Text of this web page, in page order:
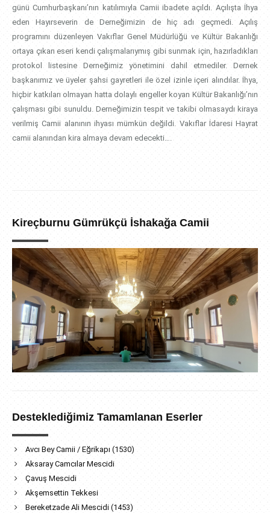
günü Cumhurbaşkanı’nın katılımıyla Camii ibadete açıldı. Açılışta İhya
eden Hayırseverin de Derneğimizin de hiç adı geçmedi. Açılış
programını düzenleyen Vakıflar Genel Müdürlüğü ve Kültür Bakanlığı
ortaya çıkan eseri kendi çalışmalarıymış gibi sunmak için, hazırladıkları
protokol listesine Derneğimiz yönetimini dahil etmediler. Dernek
başkanımız ve üyeler şahsi gayretleri ile özel izinle içeri alındılar. İhya,
hiçbir katkıları olmayan hatta dolaylı engeller koyan Kültür Bakanlığı’nın
çalışması gibi sunuldu. Derneğimizin tespit ve takibi olmasaydı kiraya
verilmiş Camii alanının ihyası mümkün değildi. Vakıflar İdaresi Hayrat
camii alanından kira almaya devam edecekti….
Kireçburnu Gümrükçü İshakağa Camii
Desteklediğimiz Tamamlanan Eserler
Avcı Bey Camii / Eğrikapı (1530)
Aksaray Camcılar Mescidi
Çavuş Mescidi
Akşemsettin Tekkesi
Bereketzade Ali Mescidi (1453)